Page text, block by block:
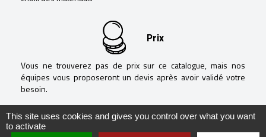
Prix
Vous ne trouverez pas de prix sur ce catalogue, mais nos
équipes vous proposeront un devis après avoir validé votre
besoin.
This site uses cookies and gives you control over what you want
to activate